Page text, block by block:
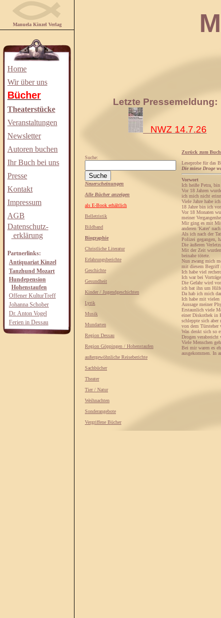
Manuela Kinzel Verlag
Home
Wir über uns
Bücher
Theaterstücke
Veranstaltungen
Newsletter
Autoren buchen
Ihr Buch bei uns
Presse
Kontakt
Impressum
AGB
Datenschutz-
erklärung
Partnerlinks:
Antiquariat Kinzel
Tanzhund Mozart
Hundepension
Hohenstaufen
Offener KulturTreff
Johanna Schober
Dr. Anton Vogel
Ferien in Dessau
Letzte Pressemeldung:
NWZ 14.7.26
Suche:
Neuerscheinungen
Alle Bücher anzeigen
als E-Book erhältlich
Belletristik
Bildband
Biographie
Christliche Literatur
Erfahrungsberichte
Geschichte
Gesundheit
Kinder / Jugendgeschichten
Lyrik
Musik
Mundarten
Region Dessau
Region Göppingen / Hohenstaufen
außergewöhnliche Reiseberichte
Sachbücher
Theater
Tier / Natur
Weihnachten
Sonderangebote
Vergriffene Bücher
Zurück zum Buch
Leseprobe für das
Die miese Droge
Vorwort
Ich heiße Petra,
Vor 18 Jahren
ich mich nicht
Viele Jahre habe
18 Jahre bin ich
Vor 18 Monaten
meiner
Mir ging es mit
anderen 'Kater'
Als ich nach der
Polizei gegangen,
Die äußeren
Mit der Zeit
beinahe tötete.
Nun zwang mich
mit diesem Begriff
Ich habe viel
Ich war bei
Die Gefahr wird
ich bat ihn um Hilfe
Da hab ich mich
Ich habe mit vielen
Aussage meiner
Erstaunlich viele
einer Diskothek in
schleppte sich
von dem Türsteher
Was denkt sich so
Drogen verabreicht
Viele Menschen
Bei mir waren es
ausgekommen. In